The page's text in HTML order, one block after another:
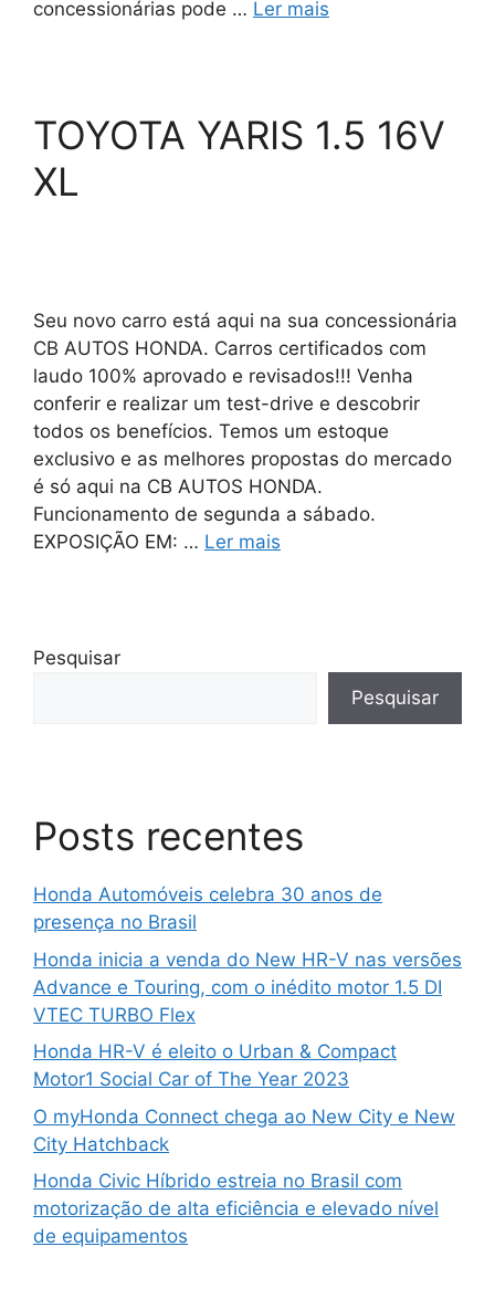
concessionárias pode … Ler mais
TOYOTA YARIS 1.5 16V
XL
Seu novo carro está aqui na sua concessionária
CB AUTOS HONDA. Carros certificados com
laudo 100% aprovado e revisados!!! Venha
conferir e realizar um test-drive e descobrir
todos os benefícios. Temos um estoque
exclusivo e as melhores propostas do mercado
é só aqui na CB AUTOS HONDA.
Funcionamento de segunda a sábado.
EXPOSIÇÃO EM: … Ler mais
Pesquisar
Pesquisar
Posts recentes
Honda Automóveis celebra 30 anos de
presença no Brasil
Honda inicia a venda do New HR-V nas versões
Advance e Touring, com o inédito motor 1.5 DI
VTEC TURBO Flex
Honda HR-V é eleito o Urban & Compact
Motor1 Social Car of The Year 2023
O myHonda Connect chega ao New City e New
City Hatchback
Honda Civic Híbrido estreia no Brasil com
motorização de alta eficiência e elevado nível
de equipamentos